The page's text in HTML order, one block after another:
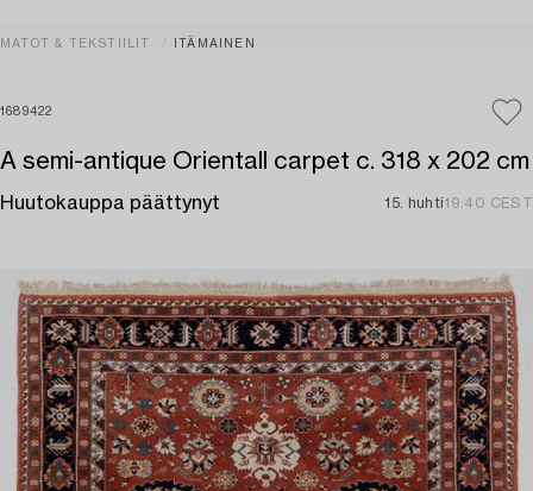
MATOT & TEKSTIILIT ITÄMAINEN
1689422
A semi-antique Orientall carpet c. 318 x 202 cm
Huutokauppa päättynyt 15. huhti19:40 CEST